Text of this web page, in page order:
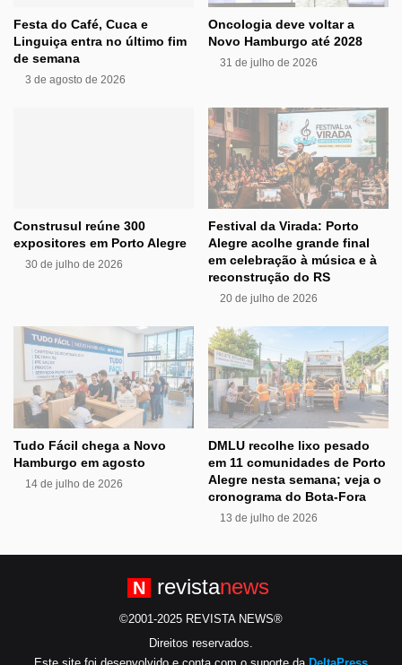
Festa do Café, Cuca e
Linguiça entra no último fim
de semana
3 de agosto de 2026
Oncologia deve voltar a
Novo Hamburgo até 2028
31 de julho de 2026
Construsul reúne 300
expositores em Porto Alegre
30 de julho de 2026
Festival da Virada: Porto
Alegre acolhe grande final
em celebração à música e à
reconstrução do RS
20 de julho de 2026
Tudo Fácil chega a Novo
Hamburgo em agosto
14 de julho de 2026
DMLU recolhe lixo pesado
em 11 comunidades de Porto
Alegre nesta semana; veja o
cronograma do Bota-Fora
13 de julho de 2026
N revistanews
©2001-2025 REVISTA NEWS®
Direitos reservados.